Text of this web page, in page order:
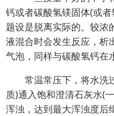
钙或者碳酸氢镁固体(或
题设是脱离实际的。较浓
液混合时会发生反应，析
气泡，同样与碳酸氢钙在
常温常压下，将水洗
质)通入饱和澄清石灰水(
浑浊，达到最大浑浊度后